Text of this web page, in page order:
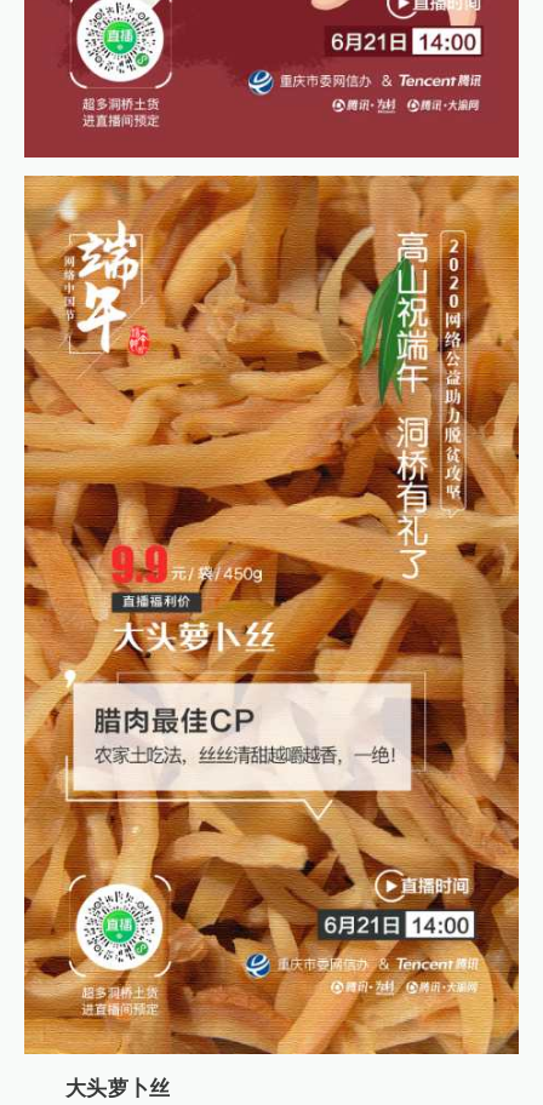
大头萝卜丝